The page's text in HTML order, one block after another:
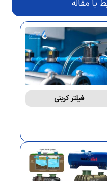
با مقاله
فیلتر کربنی